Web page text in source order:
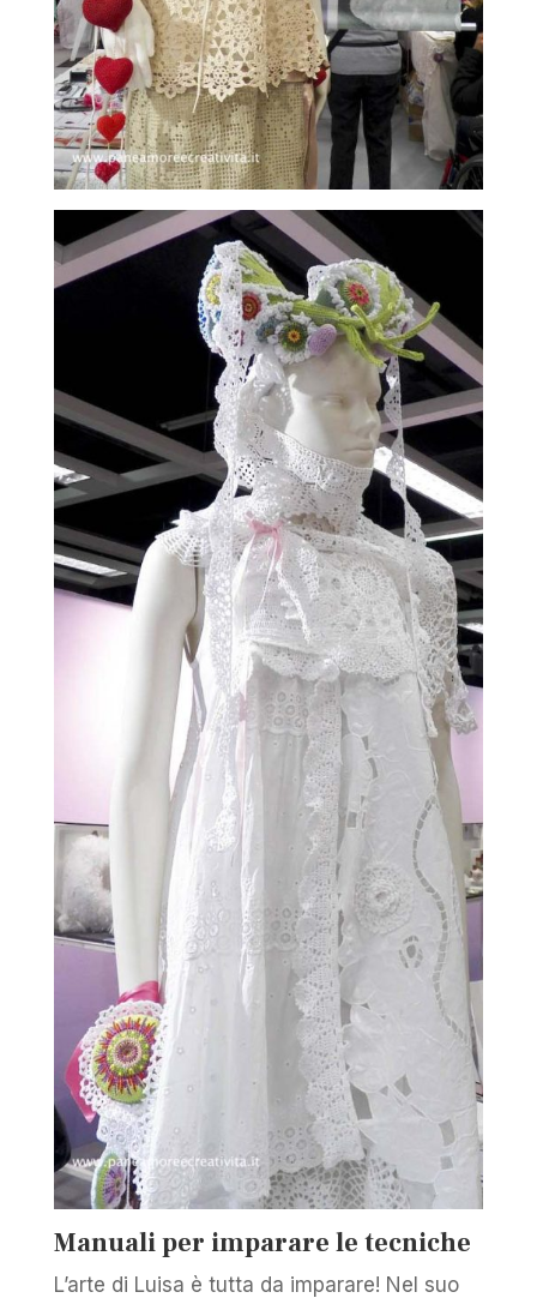
Manuali per imparare le tecniche
L’arte di Luisa è tutta da imparare! Nel suo